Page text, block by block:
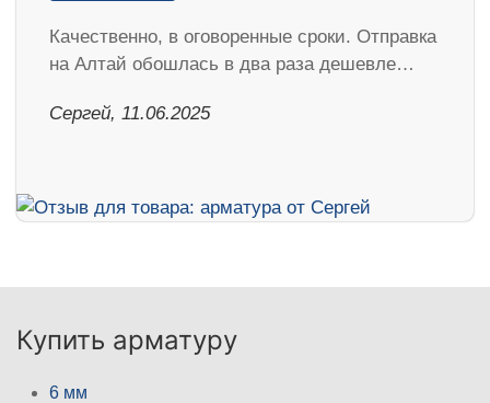
Качественно, в оговоренные сроки. Отправка
на Алтай обошлась в два раза дешевле…
Сергей, 11.06.2025
Купить арматуру
6 мм